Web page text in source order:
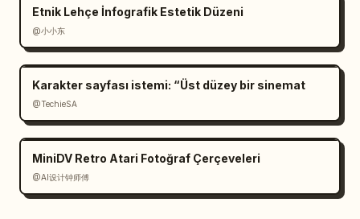
Etnik Lehçe İnfografik Estetik Düzeni
@小小东
Karakter sayfası istemi: “Üst düzey bir sinemat
@TechieSA
MiniDV Retro Atari Fotoğraf Çerçeveleri
@AI设计钟师傅